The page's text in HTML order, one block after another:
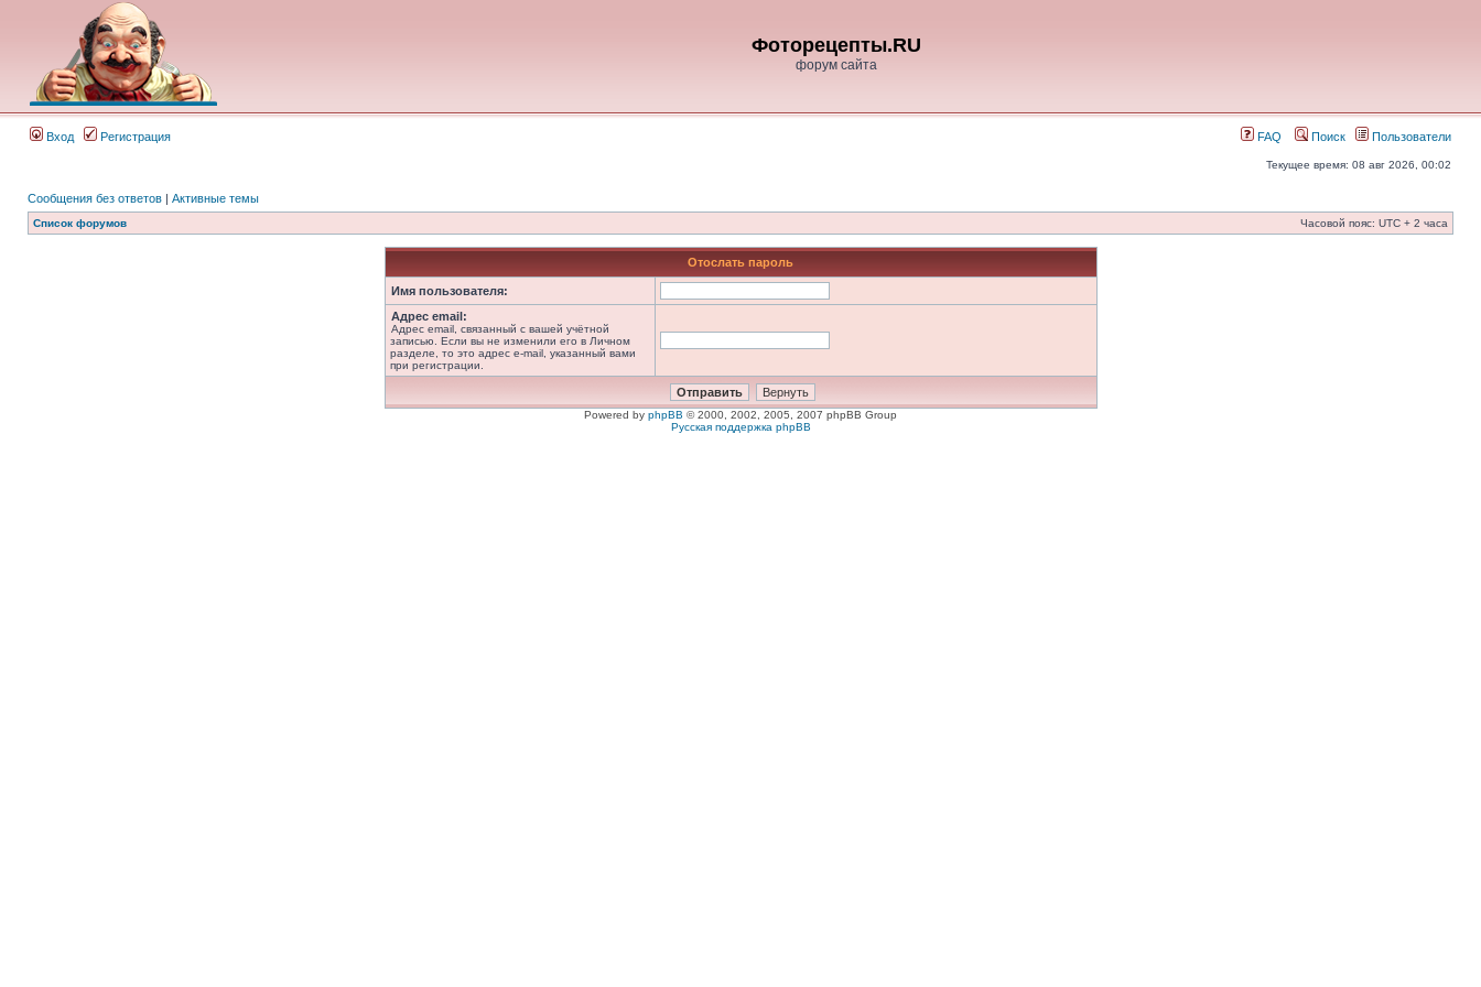
Фоторецепты.RU
форум сайта
Вход Регистрация FAQ Поиск Пользователи
Текущее время: 08 авг 2026, 00:02
Сообщения без ответов | Активные темы
Список форумов Часовой пояс: UTC + 2 часа
Отослать пароль
Имя пользователя:
Адрес email:
Адрес email, связанный с вашей учётной
записью. Если вы не изменили его в Личном
разделе, то это адрес e-mail, указанный вами
при регистрации.
Powered by phpBB © 2000, 2002, 2005, 2007 phpBB Group
Русская поддержка phpBB